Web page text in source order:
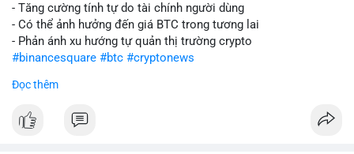
- Tăng cường tính tự do tài chính người dùng
- Có thể ảnh hưởng đến giá BTC trong tương lai
- Phản ánh xu hướng tự quản thị trường crypto
#binancesquare #btc #cryptonews
$btc
#vlikevn #titanbot
Đọc thêm